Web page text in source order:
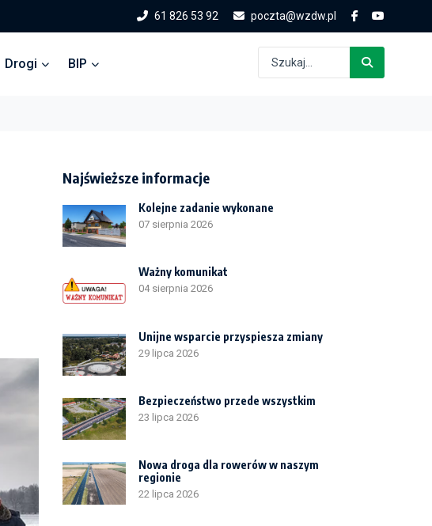
61 826 53 92 poczta@wzdw.pl
Drogi BIP
Najświeższe informacje
Kolejne zadanie wykonane
07 sierpnia 2026
Ważny komunikat
04 sierpnia 2026
Unijne wsparcie przyspiesza zmiany
29 lipca 2026
Bezpieczeństwo przede wszystkim
23 lipca 2026
Nowa droga dla rowerów w naszym
regionie
22 lipca 2026